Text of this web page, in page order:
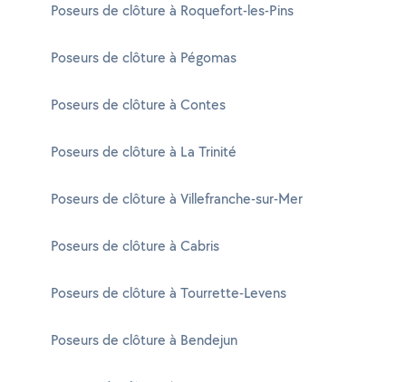
Poseurs de clôture à Roquefort-les-Pins
Poseurs de clôture à Pégomas
Poseurs de clôture à Contes
Poseurs de clôture à La Trinité
Poseurs de clôture à Villefranche-sur-Mer
Poseurs de clôture à Cabris
Poseurs de clôture à Tourrette-Levens
Poseurs de clôture à Bendejun